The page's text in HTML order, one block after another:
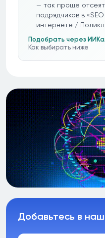
— так проще
подрядчиков в
интернете /
Подобрать через ИИ
Как выбирать ниже
Добавьтесь в